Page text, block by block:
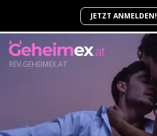
JETZT ANMELDEN!
REV.GEHEIMEX.AT